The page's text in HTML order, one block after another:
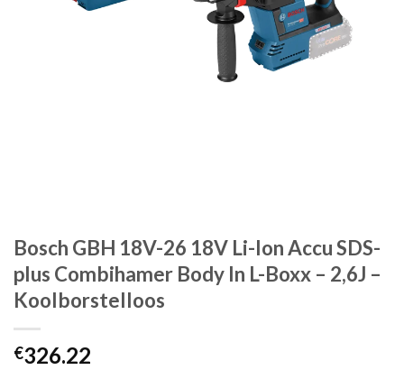
Bosch GBH 18V-26 18V Li-Ion Accu SDS-
plus Combihamer Body In L-Boxx – 2,6J –
Koolborstelloos
€326.22